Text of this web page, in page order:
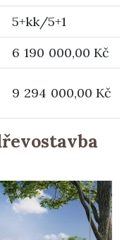
5+kk/5+1
6 190 000,00 Kč
9 294 000,00 Kč